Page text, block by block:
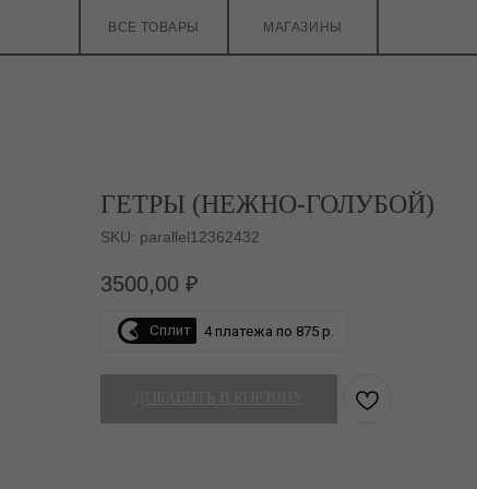
ВСЕ ТОВАРЫ МАГАЗИНЫ
ГЕТРЫ (НЕЖНО-ГОЛУБОЙ)
SKU: parallel12362432
3500,00 ₽
Сплит 4 платежа по 875 р.